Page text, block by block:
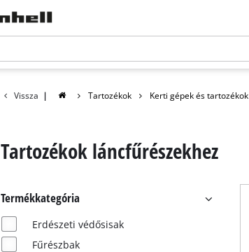
Vissza | Tartozékok Kerti gépek és tartozékok
Tartozékok láncfűrészekhez
Termékkategória
Erdészeti védősisak
Fűrészbak